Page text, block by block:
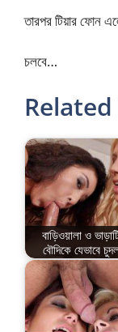
তারপর টিয়ার ফোন
চলবে…
বাড়িওয়ালা ও
বৌদিকে যেভাবে